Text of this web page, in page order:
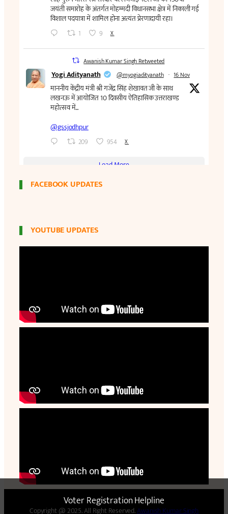
Voter Registration Helpline
FACEBOOK UPDATES
YOUTUBE UPDATES
Copyright @ 2025. All Right Reserved.Awanish Kumar Singh